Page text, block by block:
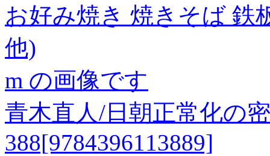
お好み焼き 焼きそば 鉄
他)
m の画像です
青木直人/日朝正常化の
388[9784396113889]